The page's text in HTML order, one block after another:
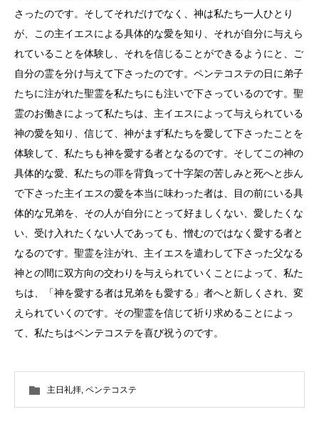
さったのです。そしてそれだけでなく、神は私たち一人ひとり
が、この主イエスによる具体的な愛を知り、それが自分に与えら
れていることを体験し、それを信じることができるようにと、ご
自分の霊を分け与えて下さったのです。ペンテコステの日に弟子
たちに注がれた聖霊を私たちにも注いで下さっているのです。聖
霊のお働きによって私たちは、主イエスによって与えられている
神の愛を知り、信じて、神がまず私たちを愛して下さったことを
体験して、私たちも神を愛する者となるのです。そしてこの神の
具体的な愛、私たちの罪を背負って十字架の苦しみと死へと歩ん
で下さった主イエスの愛を本当に味わった者は、目の前にいる具
体的な兄弟を、その人が自分にとって好ましくない、愛したくな
い、受け入れたくない人であっても、憎むのではなく愛する者と
なるのです。聖霊を注がれ、主イエスを遣わして下さった父なる
神との間に双方向の交わりを与えられていくことによって、私た
ちは、「神を愛する者は兄弟をも愛する」者へと新しくされ、変
えられていくのです。その聖霊を信じて祈り求めることによっ
て、私たちはペンテコステを喜び祝うのです。
主日礼拝, ペンテコステ